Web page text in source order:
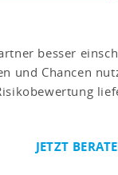
besser
und Chancen
JETZT